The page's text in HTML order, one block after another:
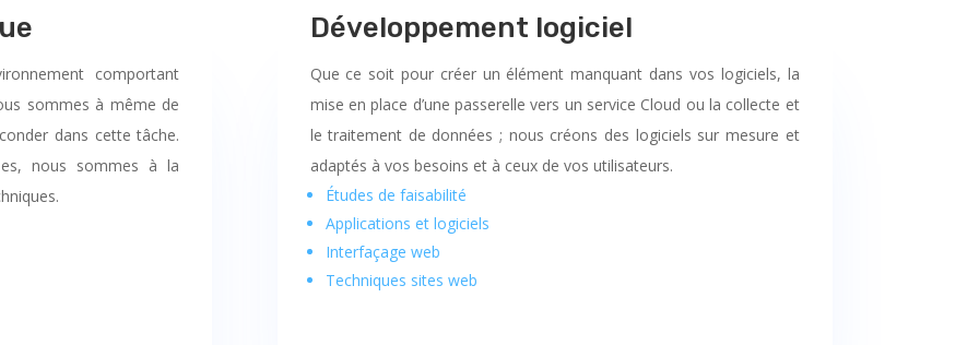
comportant
sommes à même de
dans cette tâche.
nous sommes à la
Développement logiciel
Que ce soit pour créer un élément manquant dans vos logiciels, la
mise en place d’une passerelle vers un service Cloud ou la collecte et
le traitement de données ; nous créons des logiciels sur mesure et
adaptés à vos besoins et à ceux de vos utilisateurs.
Études de faisabilité
Applications et logiciels
Interfaçage web
Techniques sites web